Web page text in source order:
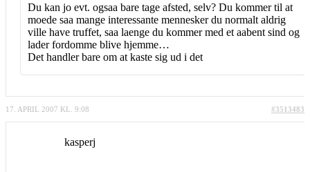
Du kan jo evt. ogsaa bare tage afsted, selv? Du kommer til at
moede saa mange interessante mennesker du normalt aldrig
ville have truffet, saa laenge du kommer med et aabent sind og
lader fordomme blive hjemme…
Det handler bare om at kaste sig ud i det
17. APRIL 2007 KL. 9:08 #3513483
kasperj